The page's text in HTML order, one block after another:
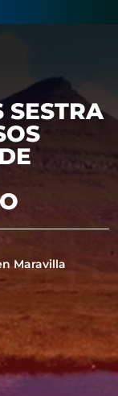
SESTRA
Maravilla